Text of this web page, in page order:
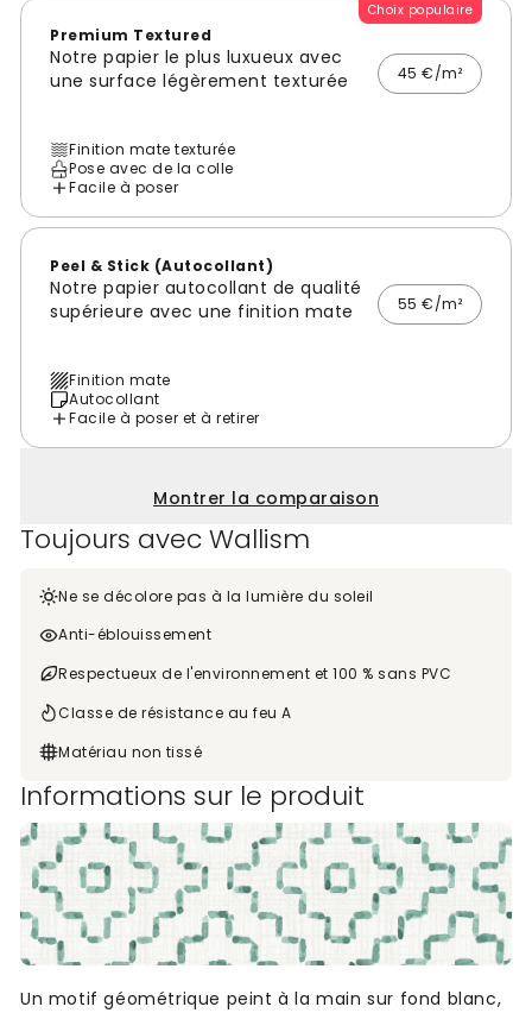
Choix populaire
Premium Textured
Notre papier le plus luxueux avec
une surface légèrement texturée
45 €/m²
Finition mate texturée
Pose avec de la colle
Facile à poser
Peel & Stick (Autocollant)
Notre papier autocollant de qualité
supérieure avec une finition mate
55 €/m²
Finition mate
Autocollant
Facile à poser et à retirer
Montrer la comparaison
Toujours avec Wallism
Ne se décolore pas à la lumière du soleil
Anti-éblouissement
Respectueux de l'environnement et 100 % sans PVC
Classe de résistance au feu A
Matériau non tissé
Informations sur le produit
Un motif géométrique peint à la main sur fond blanc,